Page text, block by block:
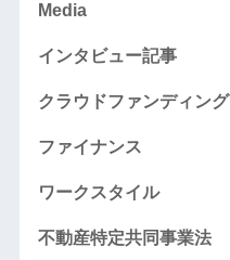
Media
インタビュー記事
クラウドファンディング
ファイナンス
ワークスタイル
不動産特定共同事業法